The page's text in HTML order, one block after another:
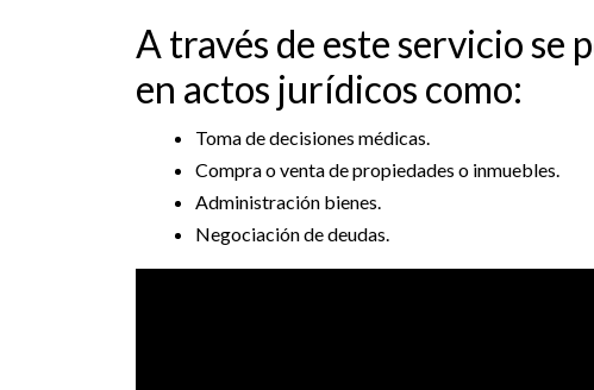
A través de este servicio se
en actos jurídicos como:
Toma de decisiones médicas.
Compra o venta de propiedades o inmuebles.
Administración bienes.
Negociación de deudas.